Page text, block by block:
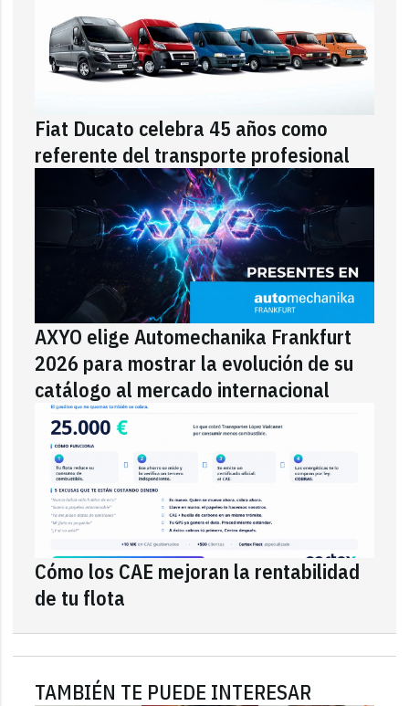
Fiat Ducato celebra 45 años como
referente del transporte profesional
AXYO elige Automechanika Frankfurt
2026 para mostrar la evolución de su
catálogo al mercado internacional
Cómo los CAE mejoran la rentabilidad
de tu flota
TAMBIÉN TE PUEDE INTERESAR